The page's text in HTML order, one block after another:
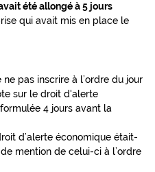
été allongé à 5 jours
qui avait mis en place le
pas inscrire à l’ordre du jour
sur le droit d'alerte
4 jours avant la
d’alerte économique était-
mention de celui-ci à l’ordre